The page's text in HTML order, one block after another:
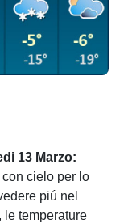
13 Marzo:
cielo per lo
piú nel
le temperature